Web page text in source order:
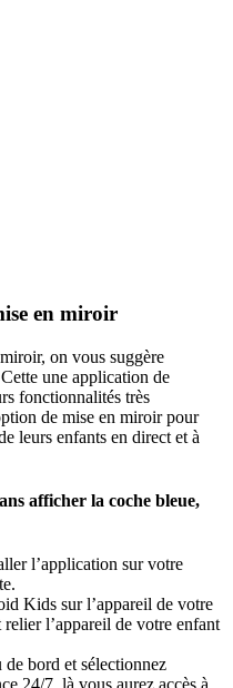
en miroir
on vous suggère
une application de
fonctionnalités très
de mise en miroir pour
leurs enfants en direct et à
afficher la coche bleue,
l’application sur votre
Kids sur l’appareil de votre
l’appareil de votre enfant
bord et sélectionnez